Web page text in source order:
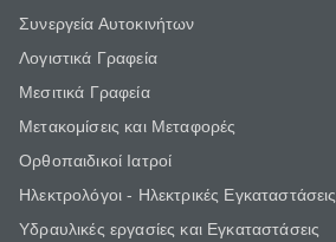
Συνεργεία Αυτοκινήτων
Λογιστικά Γραφεία
Μεσιτικά Γραφεία
Μετακομίσεις και Μεταφορές
Ορθοπαιδικοί Ιατροί
Ηλεκτρολόγοι - Ηλεκτρικές Εγκαταστάσεις
Υδραυλικές εργασίες και Εγκαταστάσεις